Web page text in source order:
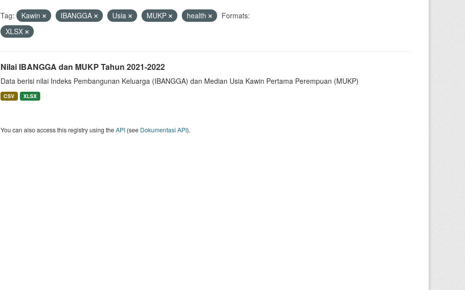
Tag: Kawin IBANGGA Usia MUKP health
Formats:
XLSX
Nilai IBANGGA dan MUKP Tahun 2021-2022
Data berisi nilai Indeks Pembangunan Keluarga (IBANGGA) dan Median Usia Kawin Pertama Perempuan (MUKP)
CSV XLSX
You can also access this registry using theAPI(see Dokumentasi API).